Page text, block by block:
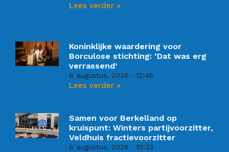
Lees verder »
Koninklijke waardering voor
Borculose stichting: ‘Dat was erg
verrassend’
6 augustus, 2026 12:46
Lees verder »
Samen voor Berkelland op
kruispunt: Winters partijvoorzitter,
Veldhuis fractievoorzitter
6 augustus, 2026 10:33